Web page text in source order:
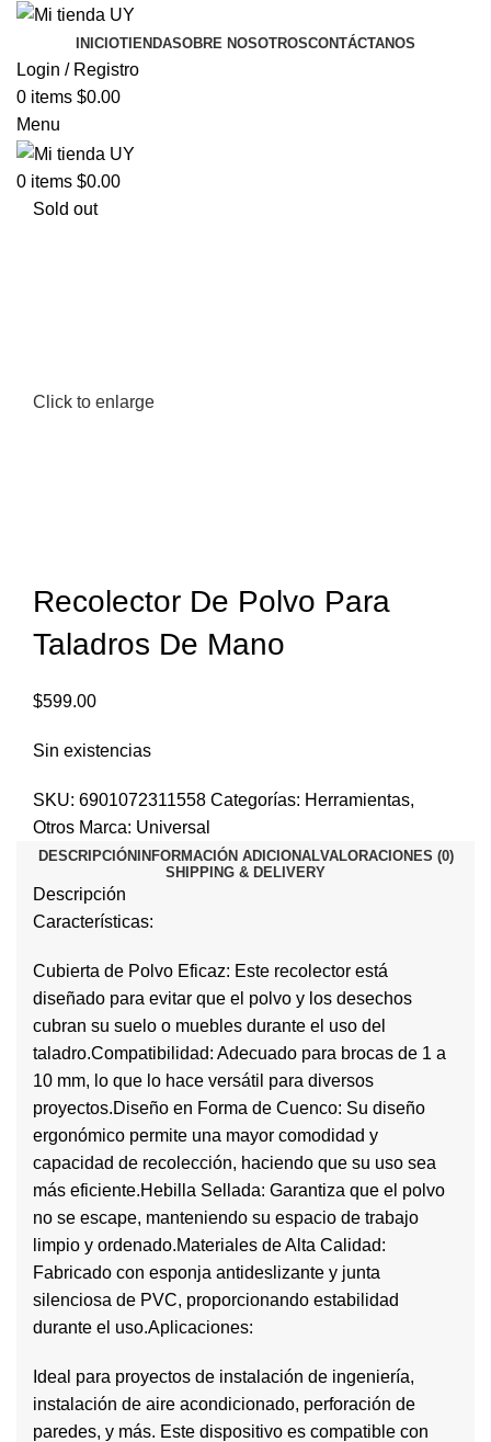
INICIOTIENDASOBRE NOSOTROSCONTÁCTANOS
Login / Registro
0 items $0.00
Menu
0 items $0.00
Sold out
Click to enlarge
Recolector De Polvo Para
Taladros De Mano
$599.00
Sin existencias
SKU: 6901072311558 Categorías: Herramientas,
Otros Marca: Universal
DESCRIPCIÓN INFORMACIÓN ADICIONALVALORACIONES (0)
SHIPPING & DELIVERY
Descripción
Características:
Cubierta de Polvo Eficaz: Este recolector está
diseñado para evitar que el polvo y los desechos
cubran su suelo o muebles durante el uso del
taladro.Compatibilidad: Adecuado para brocas de 1 a
10 mm, lo que lo hace versátil para diversos
proyectos.Diseño en Forma de Cuenco: Su diseño
ergonómico permite una mayor comodidad y
capacidad de recolección, haciendo que su uso sea
más eficiente.Hebilla Sellada: Garantiza que el polvo
no se escape, manteniendo su espacio de trabajo
limpio y ordenado.Materiales de Alta Calidad:
Fabricado con esponja antideslizante y junta
silenciosa de PVC, proporcionando estabilidad
durante el uso.Aplicaciones:
Ideal para proyectos de instalación de ingeniería,
instalación de aire acondicionado, perforación de
paredes, y más. Este dispositivo es compatible con